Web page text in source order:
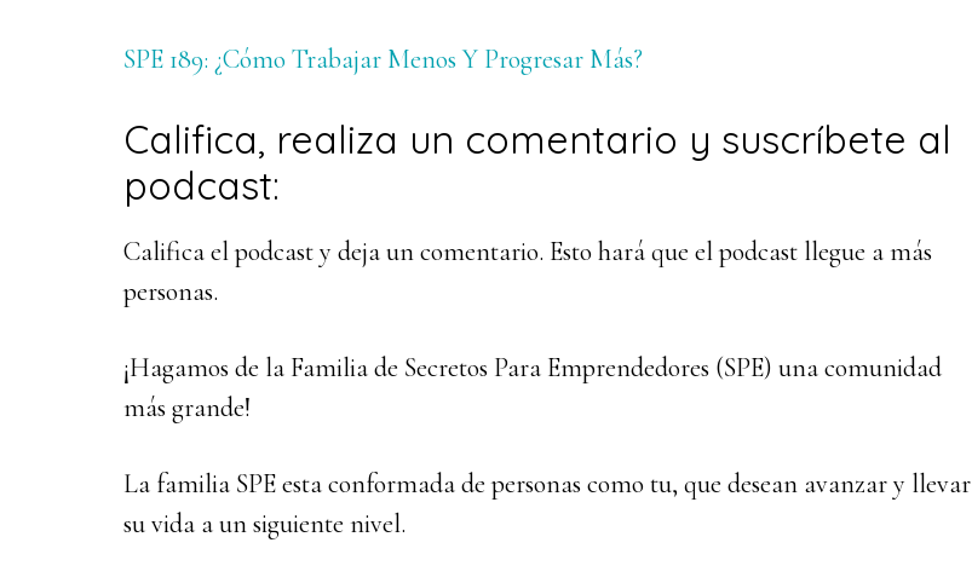
SPE 189: ¿Cómo Trabajar Menos Y Progresar Más?
Califica, realiza un comentario y suscríbete al
podcast:
Califica el podcast y deja un comentario. Esto hará que el podcast llegue a más
personas.
¡Hagamos de la Familia de Secretos Para Emprendedores (SPE) una comunidad
más grande!
La familia SPE esta conformada de personas como tu, que desean avanzar y llevar
su vida a un siguiente nivel.